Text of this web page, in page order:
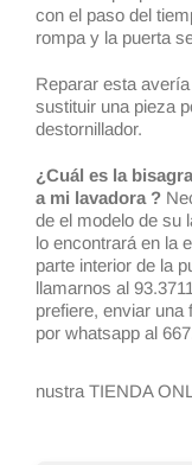
con el paso del
rompa y la puerta
Reparar esta
sustituir una pieza
destornillador.
¿Cuál es la
a mi lavadora ?
de el modelo de su
lo encontrará en la
parte interior de la
llamarnos al
prefiere, enviar una
por whatsapp al
nustra TIENDA